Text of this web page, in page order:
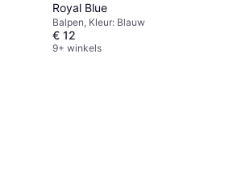
Royal Blue
Balpen, Kleur: Blauw
€ 12
9+ winkels